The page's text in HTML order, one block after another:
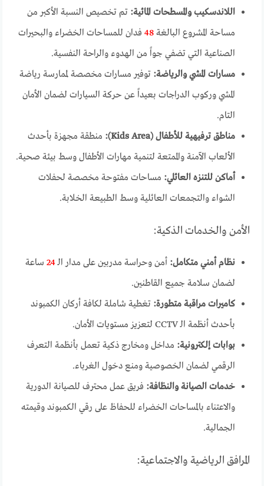
اللاندسكيب والمسطحات المائية: تم تخصيص النسبة الأكبر من
مساحة المشروع البالغة48 فدان للمساحات الخضراء والبحيرات
الصناعية التي تضفي جواً من الهدوء والراحة النفسية.
مسارات المشي والرياضة: توفير مسارات مخصصة لممارسة رياضة
المشي وركوب الدراجات بعيداً عن حركة السيارات لضمان الأمان
التام.
مناطق ترفيهية للأطفال (Kids Area):
منطقة مجهزة بأحدث
الألعاب الآمنة والممتعة لتنمية مهارات الأطفال وسط بيئة صحية.
أماكن للتنزه العائلي: مساحات مفتوحة مخصصة لحفلات
الشواء والتجمعات العائلية وسط الطبيعة الخلابة.
الأمن والخدمات الذكية:
نظام أمني متكامل: أمن وحراسة مدربين على مدار الـ24 ساعة
لضمان سلامة جميع القاطنين.
كاميرات مراقبة متطورة: تغطية شاملة لكافة أركان الكمبوند
بأحدث أنظمة الـ CCTV لتعزيز مستويات الأمان.
بوابات إلكترونية: مداخل ومخارج ذكية تعمل بأنظمة التعرف
الرقمي لضمان الخصوصية ومنع دخول الغرباء.
خدمات الصيانة والنظافة: فريق عمل محترف للصيانة الدورية
والاعتناء بالمساحات الخضراء للحفاظ على رقي الكمبوند وقيمته
الجمالية.
المرافق الرياضية والاجتماعية: